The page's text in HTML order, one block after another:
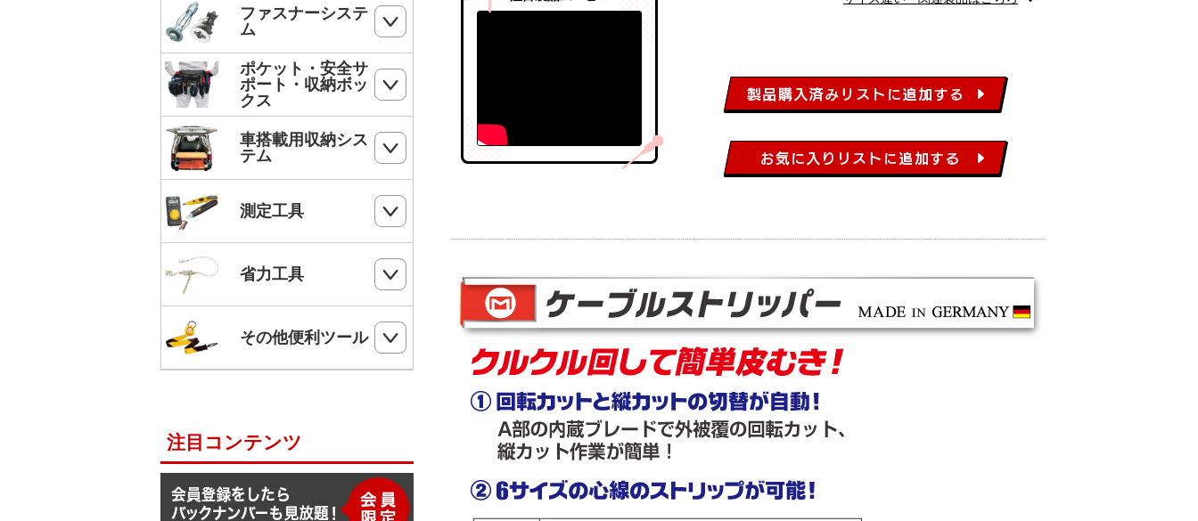
スーパースネーク
スーパーイエロー
バケットランナー
SHランナー
ケーブルキャッチャー
ケーブルグリップ
電線リール・ドラムローラー・ウイン
電動ウインチ用ロープ
スチールワイヤー
F1ライン
よび線グリップ
電工ナイフ
電工レンチ/ダクトレンチハンマー
電気工事用鋏
鋸
ペンチ
ドライバー
ドリルチャック・シャンクアダプター
ラチェットレンチ
ソケットレンチセット
モンキレンチ
モジュラープラグ
モジュラープラグカバー
LANツールキット
パンチダウンツール
ドリル
DPドリル
ホールソー
ステップドリル・テーパードリル
ホールソー・ステップドリルセット
油圧フリーパンチ
ビット
ー
ファスナーシステ
ム
コンクリート・ALC用プラグ
ボードリベッター
ボードプラグ
ビス
ケーブルタイ
圧着端子ミニパック
ポケット・安全サ
ポート・収納ボッ
クス
フルハーネス
柱上安全帯用ベルト
幅広柱上安全帯用ベルト
ワークポジショニング用連結ベルト
柱上安全帯用ランヤード
セフティロープ
後付ショルダーベルト
Shuttoシリーズ
車搭載用収納シス
テム
フロアーキャビネット
サイドラック
測定工具
検電器・配線チェッカー
メジャー
省力工具
ベルトスリング
その他便利ツール
脚立ソックス
サビ取りスプレー
注目コンテンツ